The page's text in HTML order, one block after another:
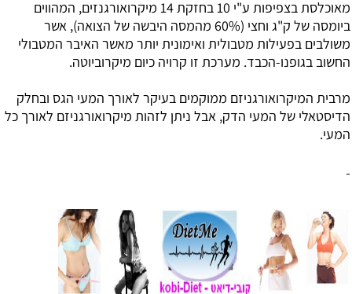
מאוכלסת בצפיפות ע"י 10 בחזקת 14 מיקרואורגנזים, המהווים
ביומסה של ק"ג וחצי (60% מהמסה היבשה של הצואה), אשר
משולבים בפעילות מטבולית ואימונית יותר מאשר האיבר המטבולי
החשוב בגופנו-הכבד. מערכת זו קרויה כיום מיקרוביוטה.
מרבית המיקרואורגניזם ממוקמים בעיקר לאורך המעי הגס ובחלק
הדיסטאלי של המעי הדק, אבל ניתן לזהות מיקרואורגניזם לאורך כל
המעי.